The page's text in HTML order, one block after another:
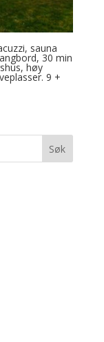
sauna
30 min
høy
9 +